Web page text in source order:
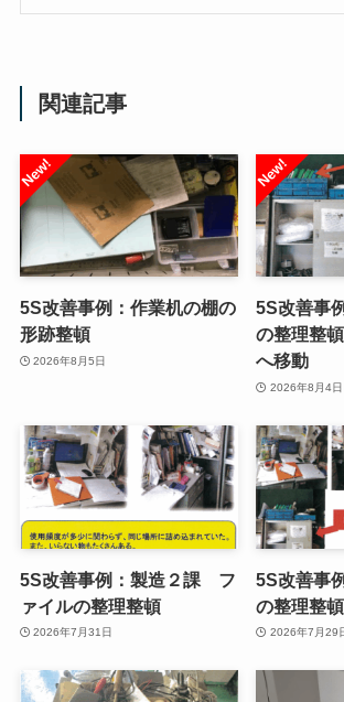
関連記事
5S改善事例：作業机の棚の
形跡整頓
2026年8月5日
5S改善事
の整理整
へ移動
2026年8月4日
5S改善事例：製造２課 フ
ァイルの整理整頓
2026年7月31日
5S改善事
の整理整頓
2026年7月29